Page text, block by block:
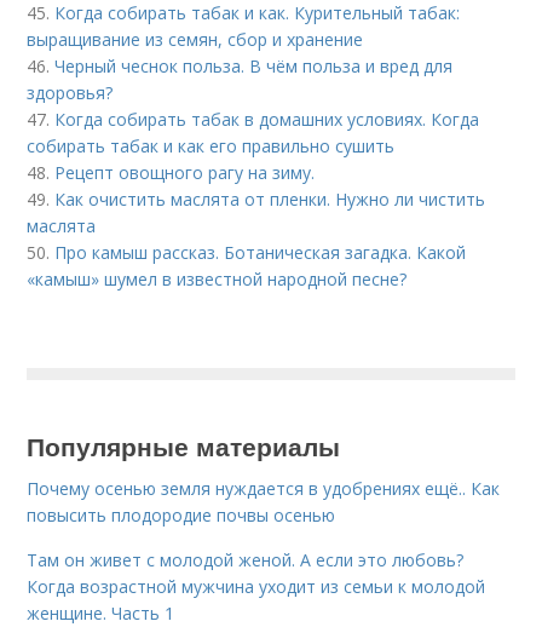
45. Когда собирать табак и как. Курительный табак:
выращивание из семян, сбор и хранение
46.Черный чеснок польза. В чём польза и вред для
здоровья?
47. Когда собирать табак в домашних условиях. Когда
собирать табак и как его правильно сушить
48. Рецепт овощного рагу на зиму.
49. Как очистить маслята от пленки. Нужно ли чистить
маслята
50. Про камыш рассказ. Ботаническая загадка. Какой
«камыш» шумел в известной народной песне?
Популярные материалы
Почему осенью земля нуждается в удобрениях ещё.. Как
повысить плодородие почвы осенью
Там он живет с молодой женой. А если это любовь?
Когда возрастной мужчина уходит из семьи к молодой
женщине. Часть 1